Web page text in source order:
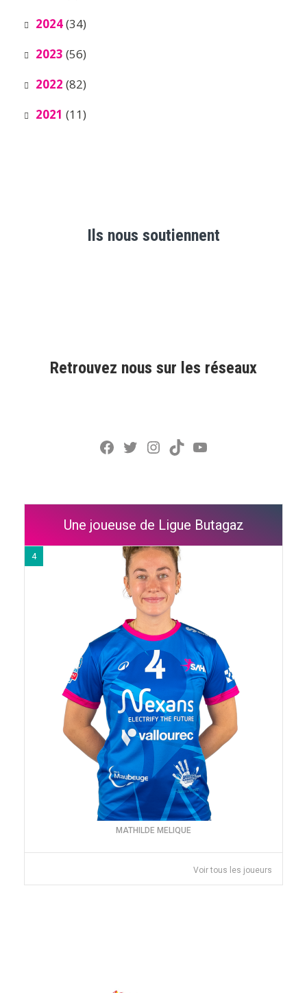
2024(34)
2023 (56)
2022 (82)
2021 (11)
Ils nous soutiennent
Retrouvez nous sur les réseaux
Facebook
Twitter
Instagram
TikTokYouTube
Une joueuse de Ligue Butagaz
4
MATHILDE MELIQUE
Voir tous les joueurs